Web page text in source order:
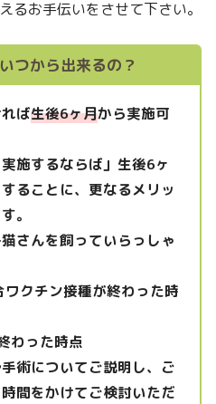
るお手伝いをさせて下さい。
つから出来るの？
ば生後6ヶ月から実施可
施するならば」生後6ヶ
ることに、更なるメリッ
。
さんを飼っていらっしゃ
クチン接種が終わった時
わった時点
術についてご説明し、ご
間をかけてご検討いただ